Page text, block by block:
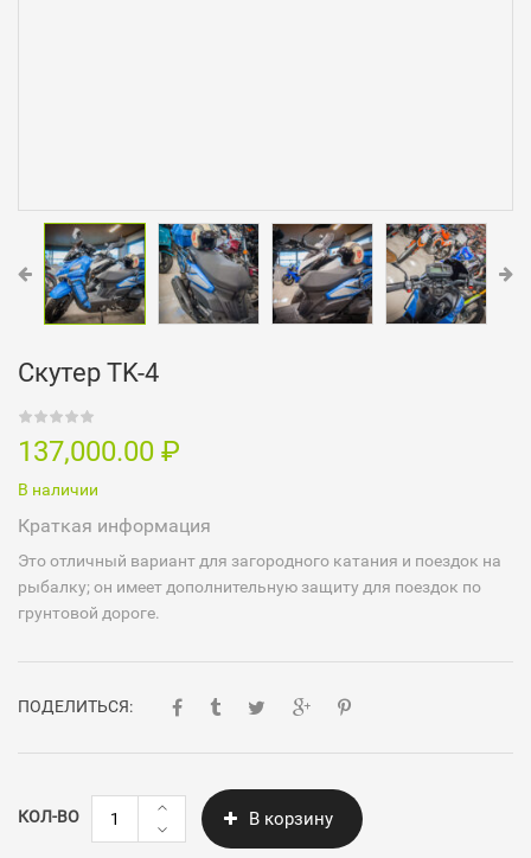
Скутер TK-4
137,000.00 ₽
В наличии
Краткая информация
Это отличный вариант для загородного катания и поездок на
рыбалку; он имеет дополнительную защиту для поездок по
грунтовой дороге.
ПОДЕЛИТЬСЯ:
КОЛ-ВО
Количество
Скутер
TK-
В корзину